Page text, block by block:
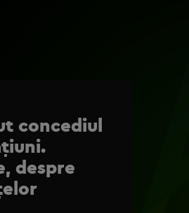
concediul
despre